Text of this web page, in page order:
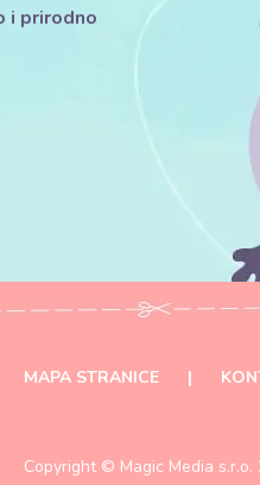
i prirodno
MAPA STRANICE |
Copyright © Magic Media s.r.o.